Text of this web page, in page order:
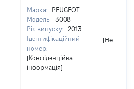
Марка:
PEUGEOT
Модель:
3008
Рік випуску:
2013
Ідентифікаційний
номер:
[Конфіденційна
інформація]
[Не